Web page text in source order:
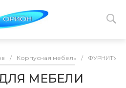
/ Корпусная мебель /
МЕБЕЛИ